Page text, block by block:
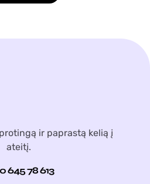
ir paprastą kelią į
ateitį.
645 78 613